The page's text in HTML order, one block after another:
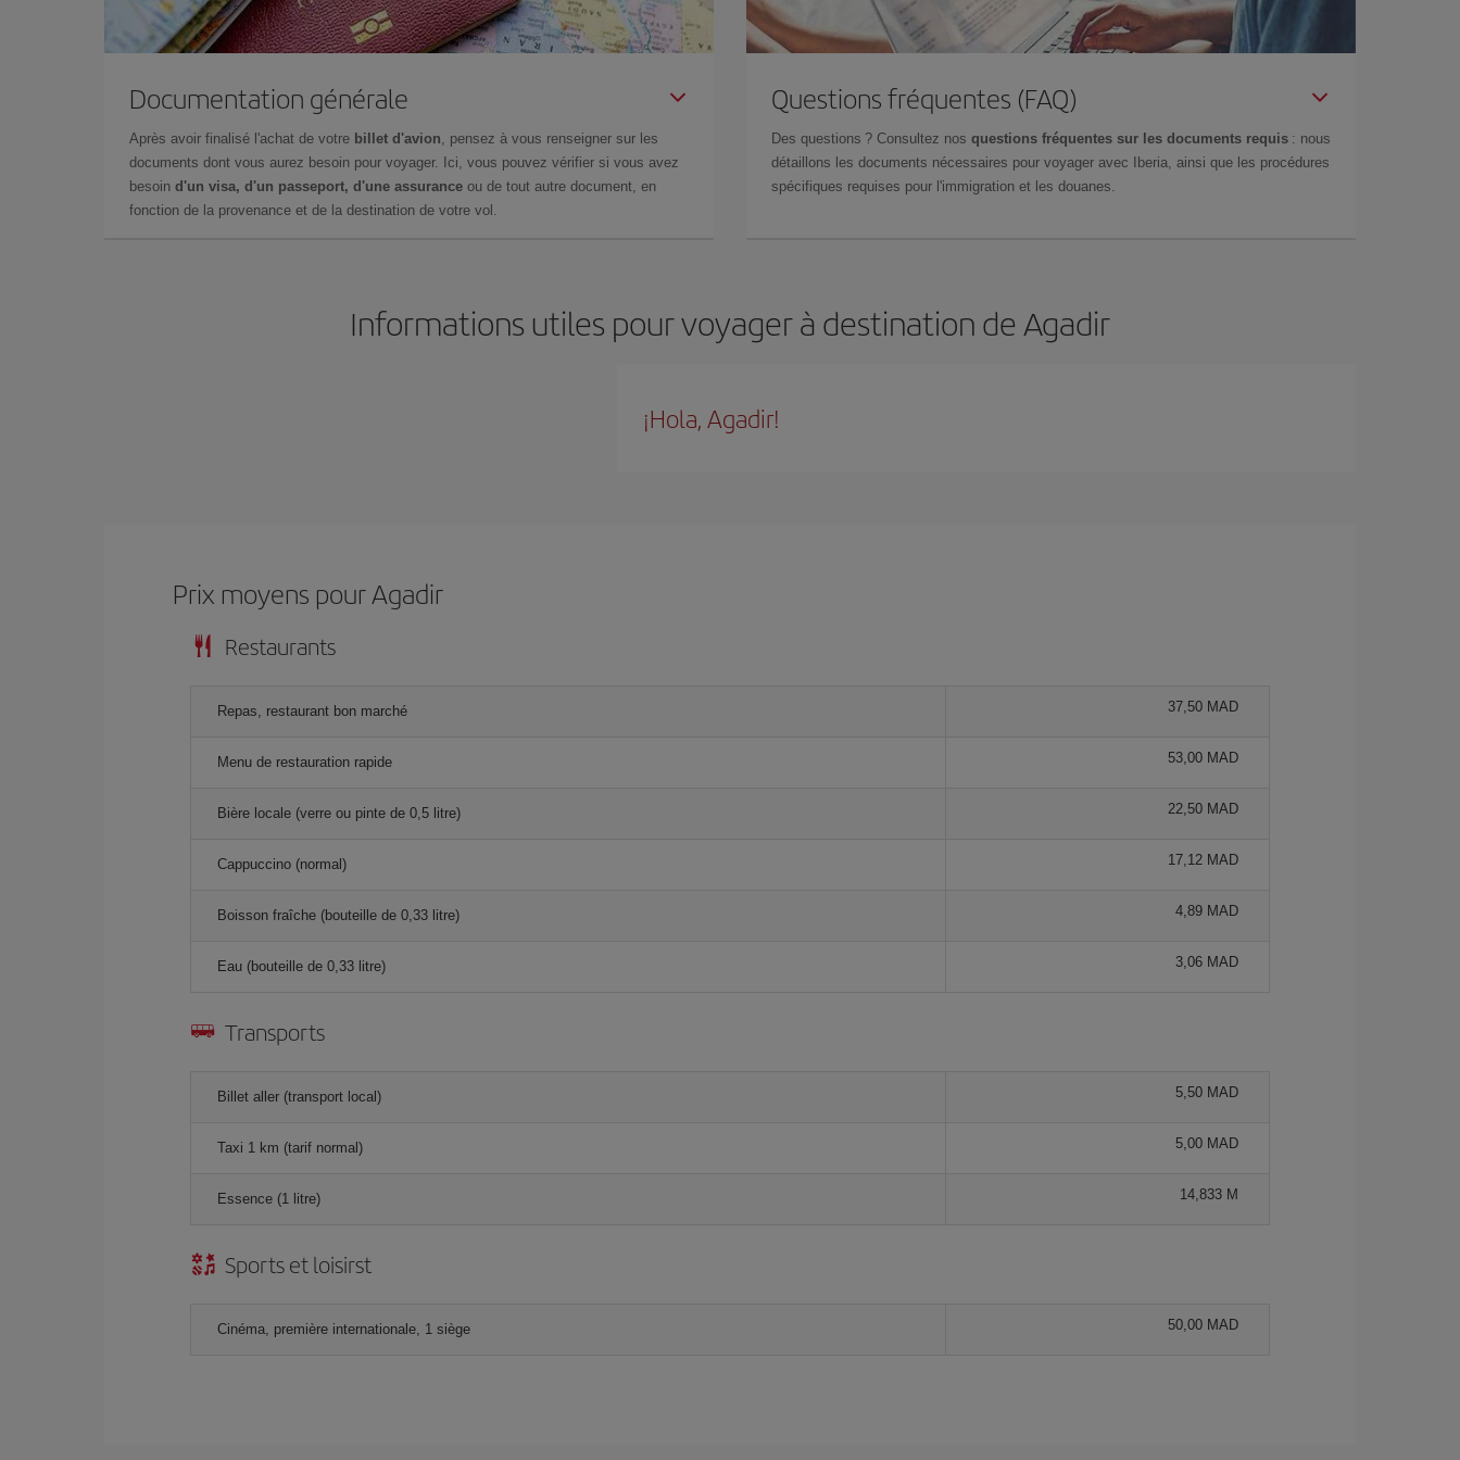
Documentation générale
Après avoir finalisé l'achat de votre billet d'avion, pensez à vous renseigner sur les
documents dont vous aurez besoin pour voyager. Ici, vous pouvez vérifier si vous avez
besoin d'un visa, d'un passeport, d'une assurance ou de tout autre document, en
fonction de la provenance et de la destination de votre vol.
Questions fréquentes (FAQ)
Des questions ? Consultez nos questions fréquentes sur les documents requis : nous
détaillons les documents nécessaires pour voyager avec Iberia, ainsi que les procédures
spécifiques requises pour l'immigration et les douanes.
Informations utiles pour voyager à destination de Agadir
¡Hola, Agadir!
Prix ​​moyens pour Agadir
Restaurants
Repas, restaurant bon marché 37,50 MAD
Menu de restauration rapide 53,00 MAD
Bière locale (verre ou pinte de 0,5 litre) 22,50 MAD
Cappuccino (normal) 17,12 MAD
Boisson fraîche (bouteille de 0,33 litre) 4,89 MAD
Eau (bouteille de 0,33 litre) 3,06 MAD
Transports
Billet aller (transport local) 5,50 MAD
Taxi 1 km (tarif normal) 5,00 MAD
Essence (1 litre) 14,833 M
Sports et loisirst
Cinéma, première internationale, 1 siège 50,00 MAD